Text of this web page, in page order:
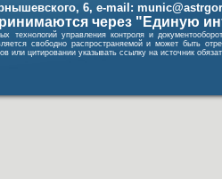
6, e-mail:
через "Единую
технологий управления контроля и
свободно распространяемой и может быть
или цитировании указывать ссылку на источник